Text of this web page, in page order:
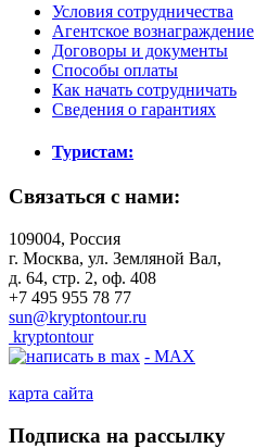
Условия сотрудничества
Агентское вознаграждение
Договоры и документы
Способы оплаты
Как начать сотрудничать
Сведения о гарантиях
Туристам:
Связаться с нами:
109004, Россия
г. Москва, ул. Земляной Вал,
д. 64, стр. 2, оф. 408
+7 495 955 78 77
sun@kryptontour.ru
kryptontour
- MAX
карта сайта
Подписка на рассылку